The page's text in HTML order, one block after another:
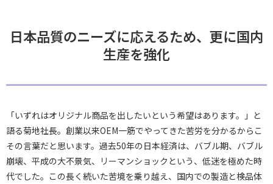
日本品質のニーズに応えるため、更に国内
生産を強化
「いずれはオリジナル商品を出したいという希望はあります。」と
語る菊地社長。創業以来OEM一筋でやってきた苦労を分かるからこ
その言葉だと思います。過去50年の日本経済は、バブル期、バブル
崩壊、平成の大不景気、リーマンショックという、低迷を極めた時
代でした。この長く続いた苦境を乗り越え、国内での製造と検品体